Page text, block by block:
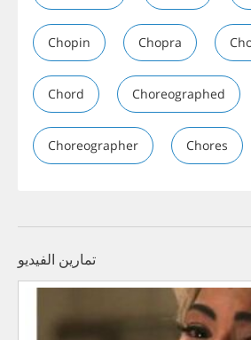
Chopin Chopra
Chord Choreographed
Choreographer Chores
تمارين الفيديو